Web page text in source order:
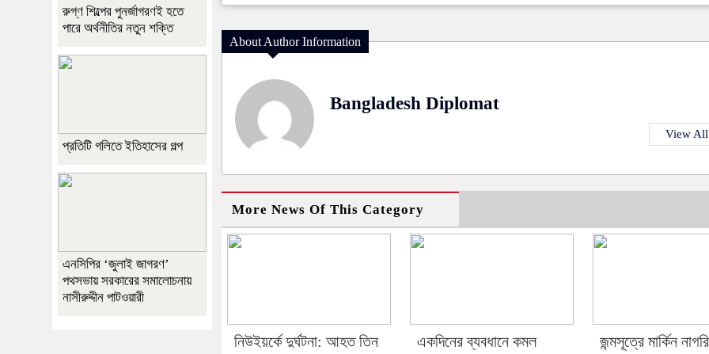
About Author Information
Bangladesh Diplomat
View All
More News Of This Category
নিউইয়র্কে দুর্ঘটনা: আহত তিন
একদিনের ব্যবধানে কমল
জন্মসূত্রে মার্কিন
রুগ্ণ শিল্পের পুনর্জাগরণই হতে
পারে অর্থনীতির নতুন শক্তি
প্রতিটি গলিতে ইতিহাসের গল্প
এনসিপির ‘জুলাই জাগরণ’
পথসভায় সরকারের সমালোচনায়
নাসীরুদ্দীন পাটওয়ারী